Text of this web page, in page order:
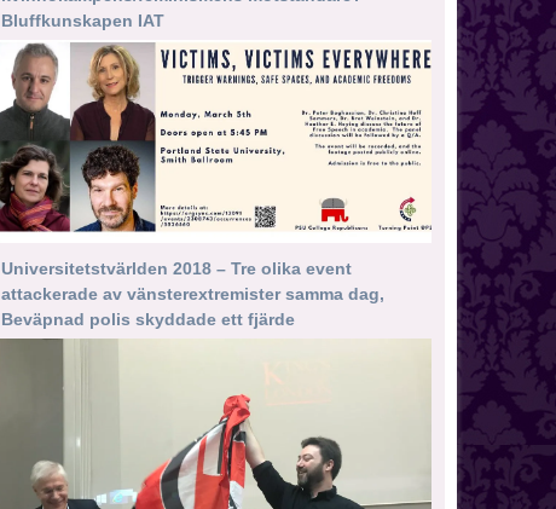
Bluffkunskapen IAT
Universitetstvärlden 2018 – Tre olika event
attackerade av vänsterextremister samma dag,
Beväpnad polis skyddade ett fjärde